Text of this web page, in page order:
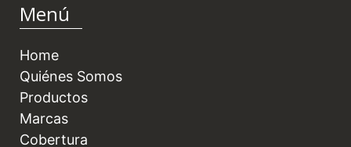
Menú
Home
Quiénes Somos
Productos
Marcas
Cobertura